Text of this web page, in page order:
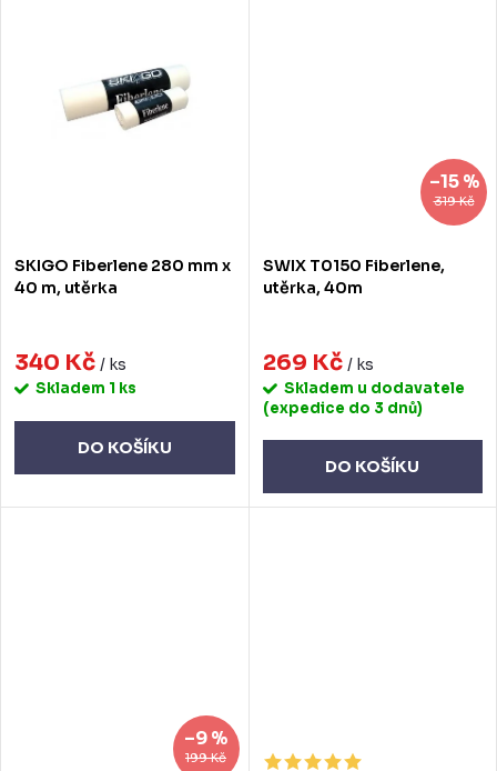
SKIGO Fiberlene 280 mm x
40 m, utěrka
340 Kč / ks
Skladem 1 ks
DO KOŠÍKU
319 Kč
–15 %
SWIX T0150 Fiberlene,
utěrka, 40m
269 Kč / ks
Skladem u dodavatele
(expedice do 3 dnů)
DO KOŠÍKU
199 Kč
–9 %